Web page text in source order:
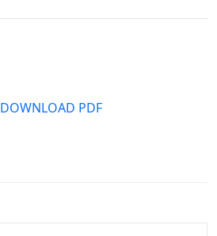
DOWNLOAD PDF